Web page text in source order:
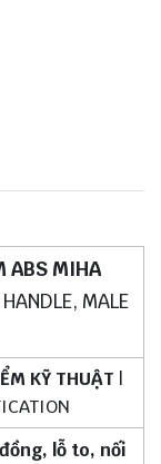
ABS MIHA
MALE
KỸ THUẬT
lỗ to, nối